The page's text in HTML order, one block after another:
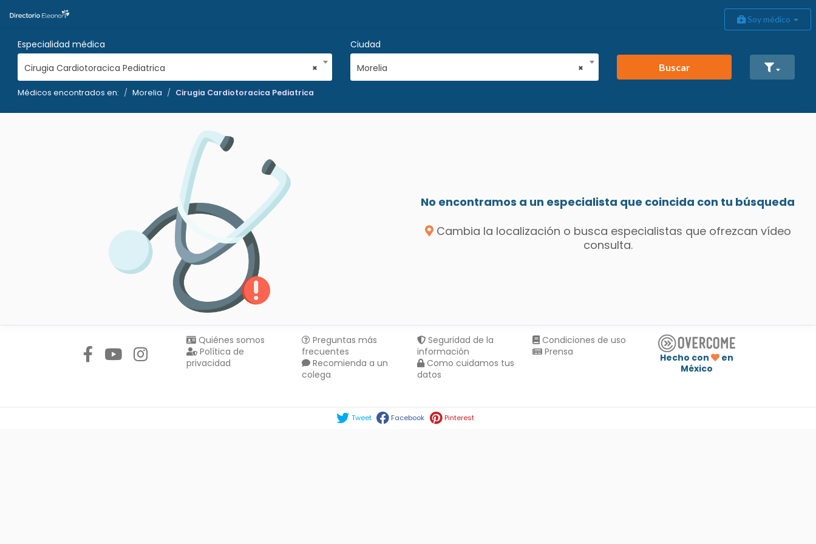
Soy médico
Especialidad médica
×
Cirugia Cardiotoracica Pediatrica
Ciudad
×
Morelia Buscar
Médicos encontrados en: Morelia Cirugia Cardiotoracica Pediatrica
No encontramos a un especialista que coincida con tu búsqueda
Cambia la localización o busca especialistas que ofrezcan vídeo
consulta.
Quiénes somos
Política de
privacidad
Preguntas más
frecuentes
Recomienda a un
colega
Seguridad de la
información
Como cuidamos tus
datos
Condiciones de uso
Prensa
Hecho con
en
México
Tweet Facebook Pinterest